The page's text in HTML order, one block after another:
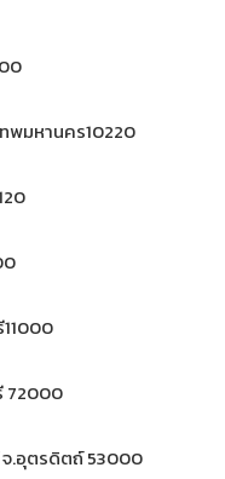
พมหานคร10220
72000
.อุตรดิตถ์ 53000